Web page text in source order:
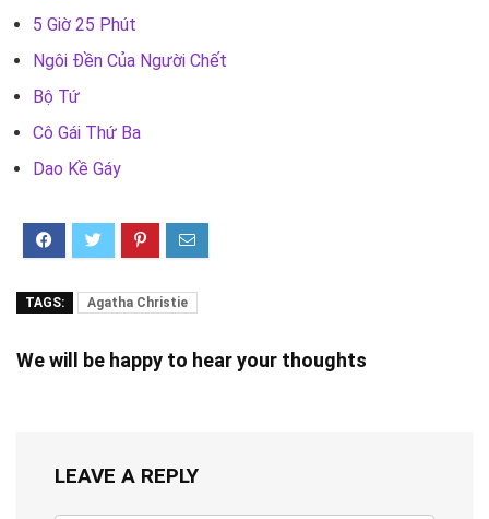
5 Giờ 25 Phút
Ngôi Đền Của Người Chết
Bộ Tứ
Cô Gái Thứ Ba
Dao Kề Gáy
TAGS: Agatha Christie
We will be happy to hear your thoughts
LEAVE A REPLY